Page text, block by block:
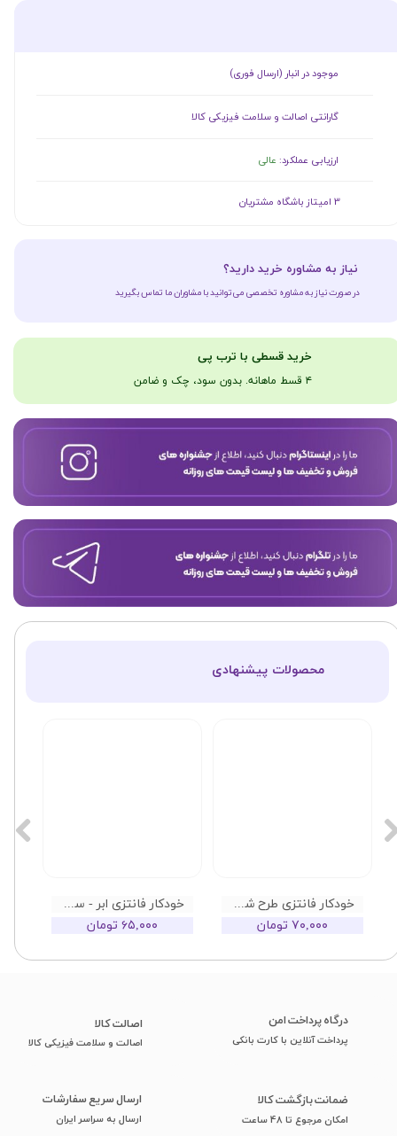
گارانتی اصالت و سلامت فیزیکی کالا
ارزیابی عملکرد: عالی
​موجود در انبار (ارسال فوری)
​​3 امیتاز باشگاه مشتریان
​نیاز به مشاوره خرید دارید؟
در صورت نیاز به مشاوره تخصصی می‌توانید با مشاوران ما تماس بگیرید
​​​خرید قسطی با ترب پی
۴ قسط ماهانه. بدون سود، چک و ضامن​​​​​​​
خودکار فانتزی ابر - ستاره - ماه
۶۵,۰۰۰ تومان
خودکار فانتزی طرح شکلات
۷۰,۰۰۰ تومان
​محصولات پیشنهادی
درگاه پرداخت امن
پرداخت آنلاین با کارت بانکی
اصا​​​​​​​لت کالا
اصالت و سلامت فیزیکی کالا
ضمانت بازگشت کالا
امکان مرجوع تا 48 ساعت
ارسال سریع سفارشات
ارسال به سراسر ایران